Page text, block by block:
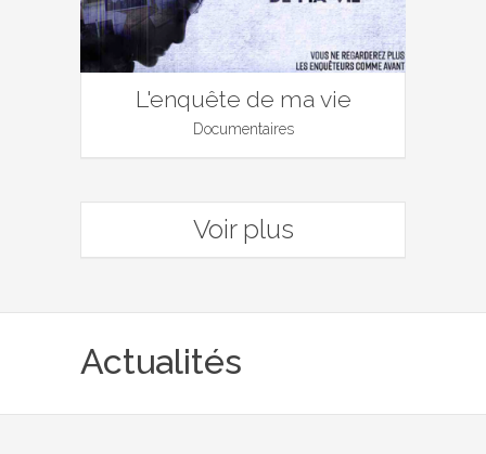
L'enquête de ma vie
Documentaires
Voir plus
Actualités